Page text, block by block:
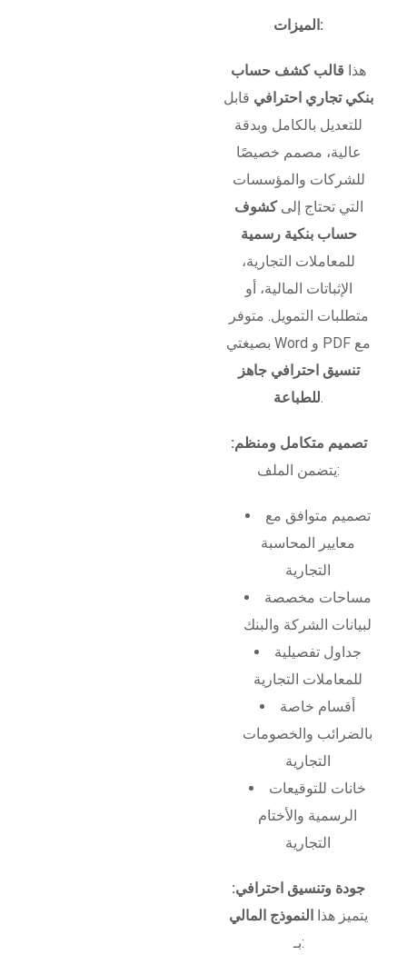
الميزات:
هذا قالب كشف حساب
بنكي تجاري احترافي قابل
للتعديل بالكامل وبدقة
عالية، مصمم خصيصًا
للشركات والمؤسسات
التي تحتاج إلىكشوف
حساب بنكية رسمية
للمعاملات التجارية،
الإثباتات المالية، أو
متطلبات التمويل. متوفر
بصيغتي Word و PDF مع
تنسيق احترافي جاهز
للطباعة.
تصميم متكامل ومنظم:
يتضمن الملف:
تصميم متوافق مع
معايير المحاسبة
التجارية
مساحات مخصصة
لبيانات الشركة والبنك
جداول تفصيلية
للمعاملات التجارية
أقسام خاصة
بالضرائب والخصومات
التجارية
خانات للتوقيعات
الرسمية والأختام
التجارية
جودة وتنسيق احترافي:
يتميز هذا
النموذج المالي
بـ: